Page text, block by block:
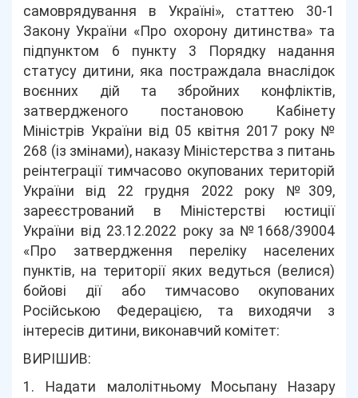
самоврядування в Україні», статтею 30-1
Закону України «Про охорону дитинства» та
підпунктом 6 пункту 3 Порядку надання
статусу дитини, яка постраждала внаслідок
воєнних дій та збройних конфліктів,
затвердженого постановою Кабінету
Міністрів України від 05 квітня 2017 року №
268 (із змінами), наказу Міністерства з питань
реінтеграції тимчасово окупованих територій
України від 22 грудня 2022 року №309,
зареєстрований в Міністерстві юстиції
України від 23.12.2022 року за №1668/39004
«Про затвердження переліку населених
пунктів, на території яких ведуться (велися)
бойові дії або тимчасово окупованих
Російською Федерацією, та виходячи з
інтересів дитини, виконавчий комітет:
ВИРІШИВ:
1. Надати малолітньому Мосьпану Назару